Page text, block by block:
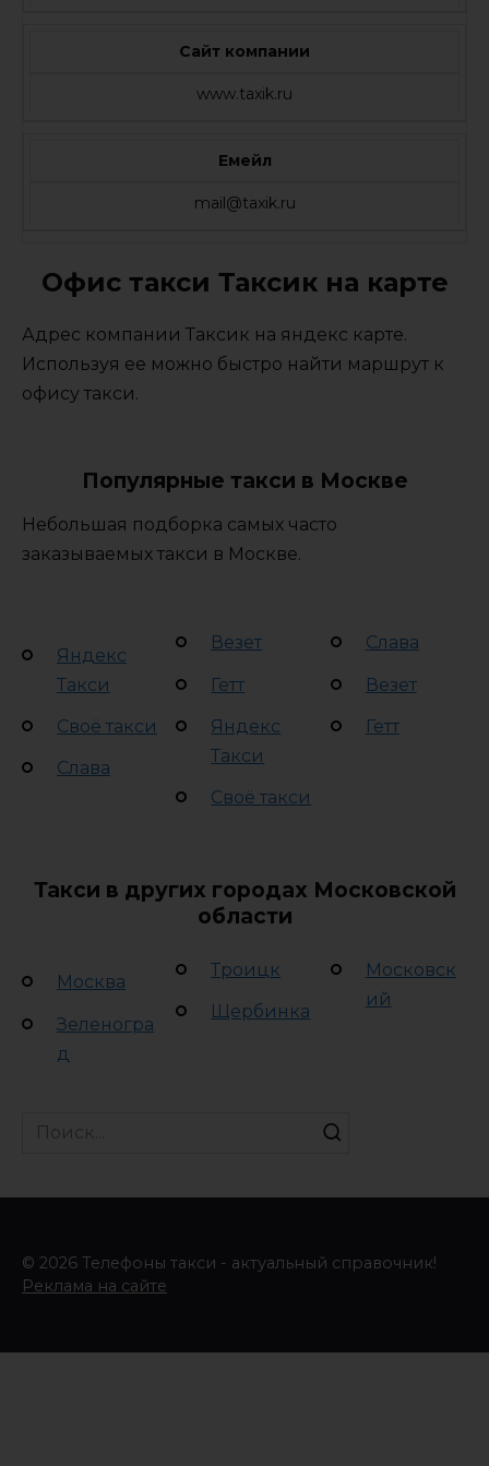
Сайт компании
www.taxik.ru
Емейл
mail@taxik.ru
Офис такси Таксик на карте
Адрес компании Таксик на яндекс карте.
Используя ее можно быстро найти маршрут к
офису такси.
Популярные такси в Москве
Небольшая подборка самых часто
заказываемых такси в Москве.
Яндекс
Такси
Своё такси
Слава
Везет
Гетт
Яндекс
Такси
Своё такси
Слава
Везет
Гетт
Такси в других городах Московской
области
Москва
Зеленогра
д
Троицк
Щербинка
Московск
ий
Search
© 2026 Телефоны такси - актуальный справочник!
Реклама на сайте